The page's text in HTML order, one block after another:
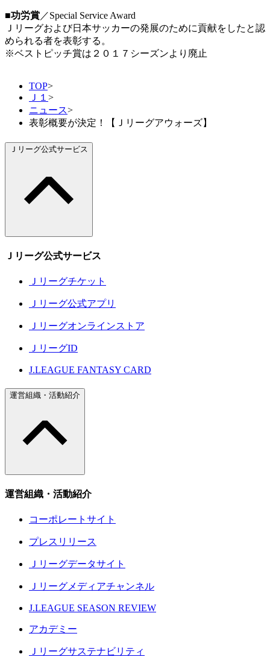
■功労賞／Special Service Award
Ｊリーグおよび日本サッカーの発展のために貢献をしたと認
められる者を表彰する。
※ベストピッチ賞は２０１７シーズンより廃止
TOP>
Ｊ１ >
ニュース>
表彰概要が決定！【Ｊリーグアウォーズ】
Ｊリーグ公式サービス
Ｊリーグ公式サービス
Ｊリーグチケット
Ｊリーグ公式アプリ
Ｊリーグオンラインストア
ＪリーグID
J.LEAGUE FANTASY CARD
運営組織・活動紹介
運営組織・活動紹介
コーポレートサイト
プレスリリース
Ｊリーグデータサイト
Ｊリーグメディアチャンネル
J.LEAGUE SEASON REVIEW
アカデミー
Ｊリーグサステナビリティ